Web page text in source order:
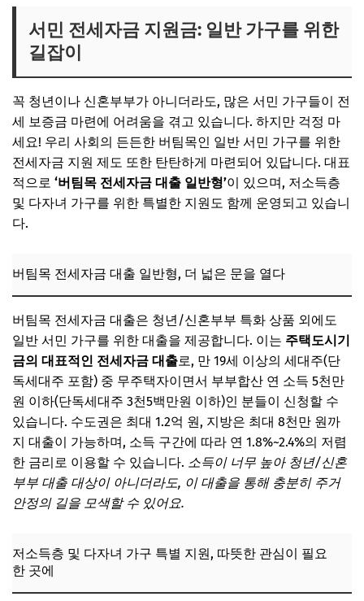
서민 전세자금 지원금: 일반 가구를 위한
길잡이
꼭 청년이나 신혼부부가 아니더라도, 많은 서민 가구들이 전
세 보증금 마련에 어려움을 겪고 있습니다. 하지만 걱정 마
세요! 우리 사회의 든든한 버팀목인 일반 서민 가구를 위한
전세자금 지원 제도 또한 탄탄하게 마련되어 있답니다. 대표
적으로 ‘버팀목 전세자금 대출 일반형’이 있으며, 저소득층
및 다자녀 가구를 위한 특별한 지원도 함께 운영되고 있습니
다.
버팀목 전세자금 대출 일반형, 더 넓은 문을 열다
버팀목 전세자금 대출은 청년/신혼부부 특화 상품 외에도
일반 서민 가구를 위한 대출을 제공합니다. 이는 주택도시기
금의 대표적인 전세자금 대출로, 만 19세 이상의 세대주(단
독세대주 포함) 중 무주택자이면서 부부합산 연 소득 5천만
원 이하(단독세대주 3천5백만원 이하)인 분들이 신청할 수
있습니다. 수도권은 최대 1.2억 원, 지방은 최대 8천만 원까
지 대출이 가능하며, 소득 구간에 따라 연 1.8%~2.4%의 저렴
한 금리로 이용할 수 있습니다. 소득이 너무 높아 청년/신혼
부부 대출 대상이 아니더라도, 이 대출을 통해 충분히 주거
안정의 길을 모색할 수 있어요.
저소득층 및 다자녀 가구 특별 지원, 따뜻한 관심이 필요
한 곳에